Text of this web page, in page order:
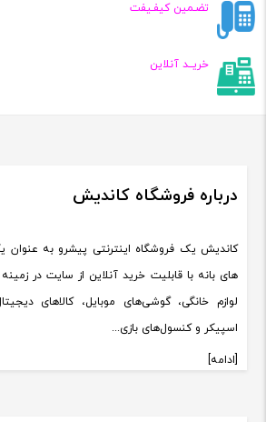
تضـمین کیفـیفت
خریــد آنلاین
درباره فروشگاه کاندیش
کاندیش یک فروشگاه اینترنتی پیشرو به عنوان
های بانه با قابلیت خرید آنلاین از سایت در
لوازم خانگی، گوشی‌های موبایل، کالاهای
اسپیکر و کنسول‌های بازی...
[ادامه]